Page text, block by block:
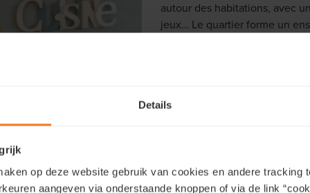
Details
op deze website gebruik van cookies en andere tracking
aangeven via onderstaande knoppen of via de link
autour des habitations, avec
jeux… Le quartier forme un
groupe WhatsApp pour
DES PERSONNES DE